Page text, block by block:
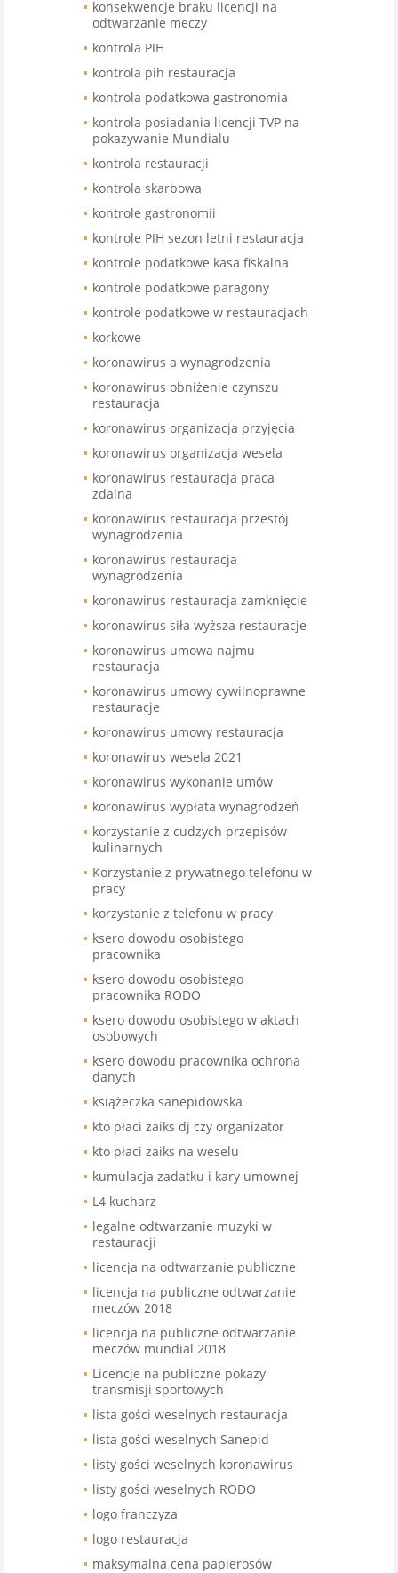
konsekwencje braku licencji na
odtwarzanie meczy
kontrola PIH
kontrola pih restauracja
kontrola podatkowa gastronomia
kontrola posiadania licencji TVP na
pokazywanie Mundialu
kontrola restauracji
kontrola skarbowa
kontrole gastronomii
kontrole PIH sezon letni restauracja
kontrole podatkowe kasa fiskalna
kontrole podatkowe paragony
kontrole podatkowe w restauracjach
korkowe
koronawirus a wynagrodzenia
koronawirus obniżenie czynszu
restauracja
koronawirus organizacja przyjęcia
koronawirus organizacja wesela
koronawirus restauracja praca
zdalna
koronawirus restauracja przestój
wynagrodzenia
koronawirus restauracja
wynagrodzenia
koronawirus restauracja zamknięcie
koronawirus siła wyższa restauracje
koronawirus umowa najmu
restauracja
koronawirus umowy cywilnoprawne
restauracje
koronawirus umowy restauracja
koronawirus wesela 2021
koronawirus wykonanie umów
koronawirus wypłata wynagrodzeń
korzystanie z cudzych przepisów
kulinarnych
Korzystanie z prywatnego telefonu w
pracy
korzystanie z telefonu w pracy
ksero dowodu osobistego
pracownika
ksero dowodu osobistego
pracownika RODO
ksero dowodu osobistego w aktach
osobowych
ksero dowodu pracownika ochrona
danych
książeczka sanepidowska
kto płaci zaiks dj czy organizator
kto płaci zaiks na weselu
kumulacja zadatku i kary umownej
L4 kucharz
legalne odtwarzanie muzyki w
restauracji
licencja na odtwarzanie publiczne
licencja na publiczne odtwarzanie
meczów 2018
licencja na publiczne odtwarzanie
meczów mundial 2018
Licencje na publiczne pokazy
transmisji sportowych
lista gości weselnych restauracja
lista gości weselnych Sanepid
listy gości weselnych koronawirus
listy gości weselnych RODO
logo franczyza
logo restauracja
maksymalna cena papierosów